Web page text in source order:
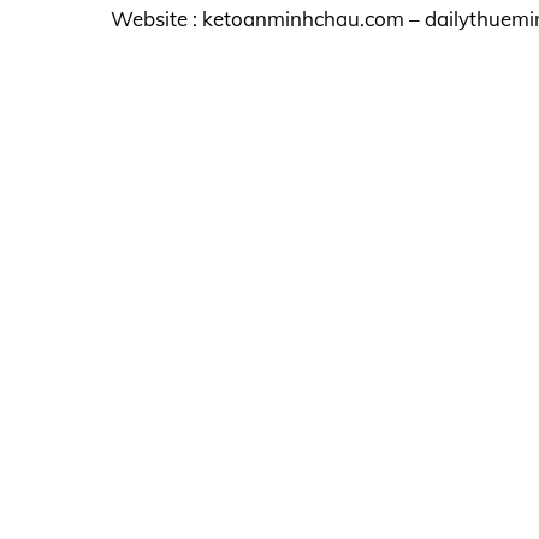
Website : ketoanminhchau.com –